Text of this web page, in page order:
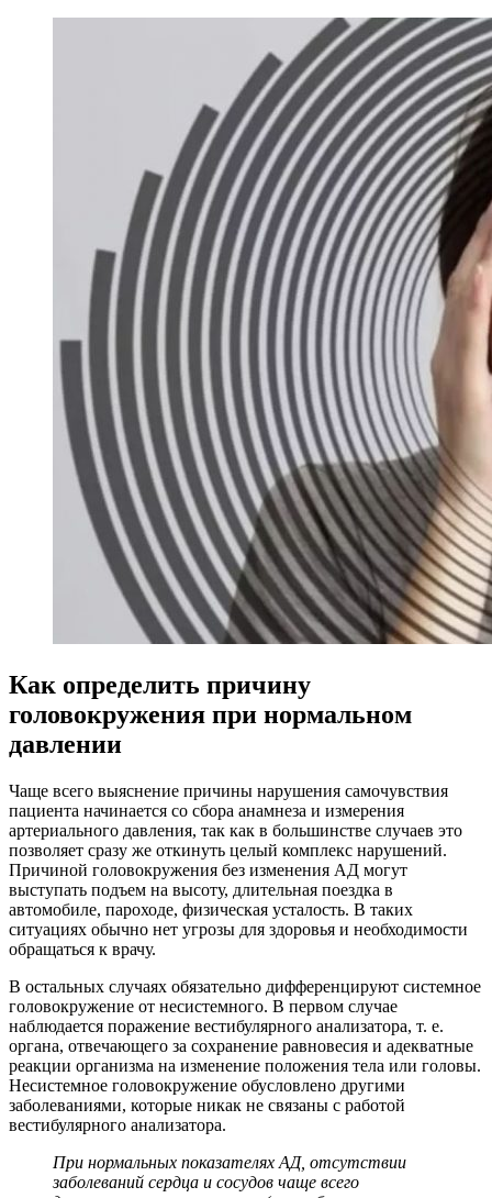
Как определить причину
головокружения при нормальном
давлении
Чаще всего выяснение причины нарушения самочувствия
пациента начинается со сбора анамнеза и измерения
артериального давления, так как в большинстве случаев это
позволяет сразу же откинуть целый комплекс нарушений.
Причиной головокружения без изменения АД могут
выступать подъем на высоту, длительная поездка в
автомобиле, пароходе, физическая усталость. В таких
ситуациях обычно нет угрозы для здоровья и необходимости
обращаться к врачу.
В остальных случаях обязательно дифференцируют системное
головокружение от несистемного. В первом случае
наблюдается поражение вестибулярного анализатора, т. е.
органа, отвечающего за сохранение равновесия и адекватные
реакции организма на изменение положения тела или головы.
Несистемное головокружение обусловлено другими
заболеваниями, которые никак не связаны с работой
вестибулярного анализатора.
При нормальных показателях АД, отсутствии
заболеваний сердца и сосудов чаще всего